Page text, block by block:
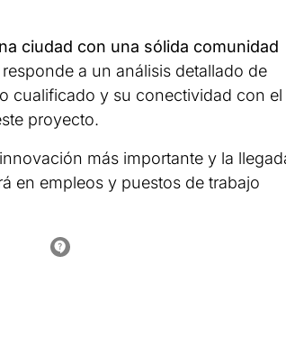
ciudad con una sólida comunidad
responde a un análisis detallado de
cualificado y su conectividad con el
proyecto.
más importante y la
en empleos y puestos de trabajo